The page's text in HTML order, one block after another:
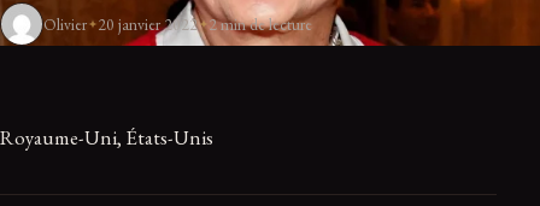
Olivier 20 janvier 2022 2 min de lecture
Royaume-Uni, États-Unis